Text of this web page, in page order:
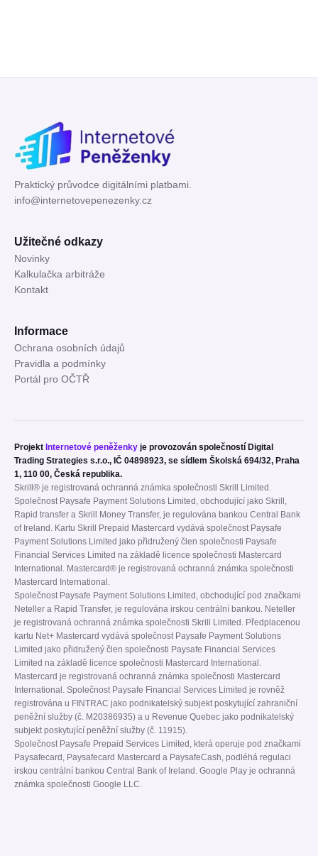
Praktický průvodce digitálními platbami.
info@internetovepenezenky.cz
Užitečné odkazy
Novinky
Kalkulačka arbitráže
Kontakt
Informace
Ochrana osobních údajů
Pravidla a podmínky
Portál pro OČTŘ
Projekt Internetové peněženky je provozován společností Digital
Trading Strategies s.r.o., IČ 04898923, se sídlem Školská 694/32, Praha
1, 110 00, Česká republika.
Skrill® je registrovaná ochranná známka společnosti Skrill Limited.
Společnost Paysafe Payment Solutions Limited, obchodující jako Skrill,
Rapid transfer a Skrill Money Transfer, je regulována bankou Central Bank
of Ireland. Kartu Skrill Prepaid Mastercard vydává společnost Paysafe
Payment Solutions Limited jako přidružený člen společnosti Paysafe
Financial Services Limited na základě licence společnosti Mastercard
International. Mastercard® je registrovaná ochranná známka společnosti
Mastercard International.
Společnost Paysafe Payment Solutions Limited, obchodující pod značkami
Neteller a Rapid Transfer, je regulována irskou centrální bankou. Neteller
je registrovaná ochranná známka společnosti Skrill Limited. Předplacenou
kartu Net+ Mastercard vydává společnost Paysafe Payment Solutions
Limited jako přidružený člen společnosti Paysafe Financial Services
Limited na základě licence společnosti Mastercard International.
Mastercard je registrovaná ochranná známka společnosti Mastercard
International. Společnost Paysafe Financial Services Limited je rovněž
registrována u FINTRAC jako podnikatelský subjekt poskytující zahraniční
peněžní služby (č. M20386935) a u Revenue Quebec jako podnikatelský
subjekt poskytující peněžní služby (č. 11915).
Společnost Paysafe Prepaid Services Limited, která operuje pod značkami
Paysafecard, Paysafecard Mastercard a PaysafeCash, podléhá regulaci
irskou centrální bankou Central Bank of Ireland. Google Play je ochranná
známka společnosti Google LLC.